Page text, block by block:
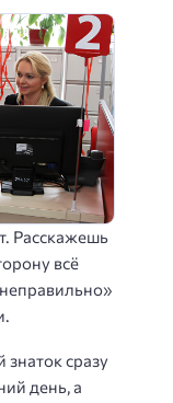
Расскажешь
всё
неправильно»
знаток сразу
день, а